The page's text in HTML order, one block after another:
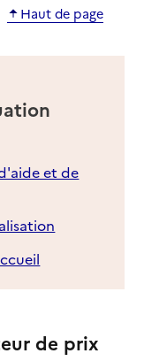
Haut de page
et de
de prix